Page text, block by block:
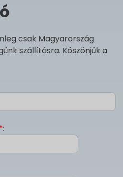
csak Magyarország
szállításra. Köszönjük a
*: